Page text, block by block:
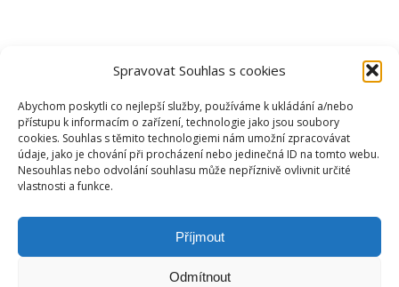
Spravovat Souhlas s cookies
Abychom poskytli co nejlepší služby, používáme k ukládání a/nebo
přístupu k informacím o zařízení, technologie jako jsou soubory
cookies. Souhlas s těmito technologiemi nám umožní zpracovávat
údaje, jako je chování při procházení nebo jedinečná ID na tomto webu.
Nesouhlas nebo odvolání souhlasu může nepříznivě ovlivnit určité
vlastnosti a funkce.
Příjmout
Odmítnout
NEJLEPŠÍ TELEVIZE